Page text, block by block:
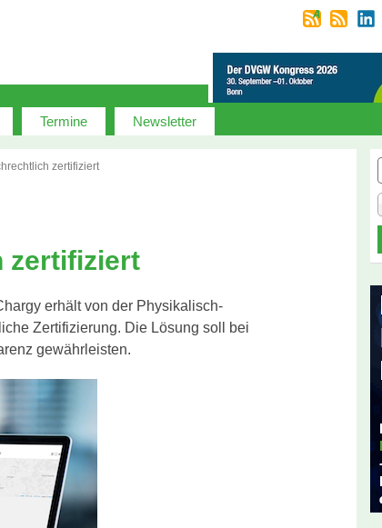
Termine Newsletter
zertifiziert
zertifiziert
erhält von der Physikalisch-
Zertifizierung. Die Lösung soll bei
gewährleisten.